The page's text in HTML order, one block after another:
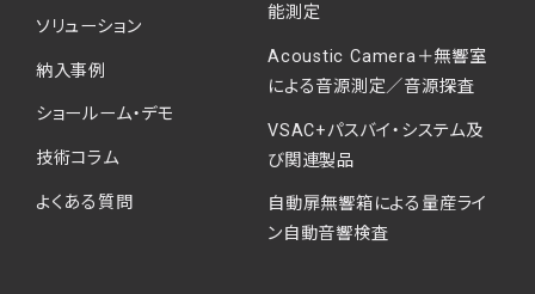
ソリューション
納入事例
ショールーム・デモ
技術コラム
よくある質問
能測定
Acoustic Camera＋無響室
による音源測定／音源探査
VSAC+パスバイ・システム及
び関連製品
自動扉無響箱による量産ライ
ン自動音響検査